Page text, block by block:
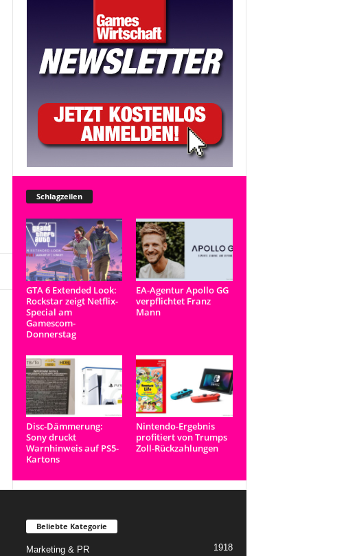
Schlagzeilen
GTA 6 Extended Look:
Rockstar zeigt Netflix-
Special am
Gamescom-
Donnerstag
EA-Agentur Apollo GG
verpflichtet Franz
Mann
Disc-Dämmerung:
Sony druckt
Warnhinweis auf PS5-
Kartons
Nintendo-Ergebnis
profitiert von Trumps
Zoll-Rückzahlungen
Beliebte Kategorie
Marketing & PR 1918